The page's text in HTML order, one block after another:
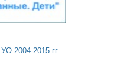
2004-2015 гг.